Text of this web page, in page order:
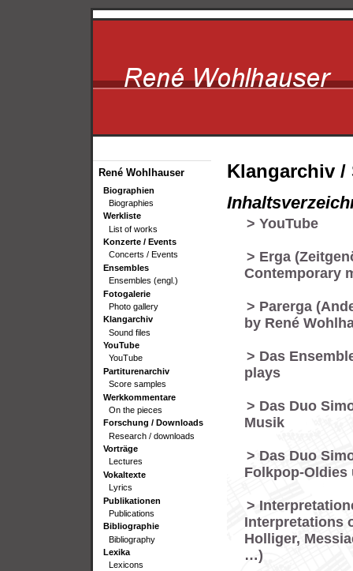
René Wohlhauser
Biographien
Biographies
Werkliste
List of works
Konzerte / Events
Concerts / Events
Ensembles
Ensembles (engl.)
Fotogalerie
Photo gallery
Klangarchiv
Sound files
YouTube
YouTube
Partiturenarchiv
Score samples
Werkkommentare
On the pieces
Forschung / Downloads
Research / downloads
Vorträge
Lectures
Vokaltexte
Lyrics
Publikationen
Publications
Bibliographie
Bibliography
Lexika
Lexicons
Klangarchiv /
> YouTube
> Erga
Contemporary
> Parerga
by René
> Das
plays
> Das Duo
Musik
> Das Duo
Folkpop-
>
Interpretations
Holliger,
…)